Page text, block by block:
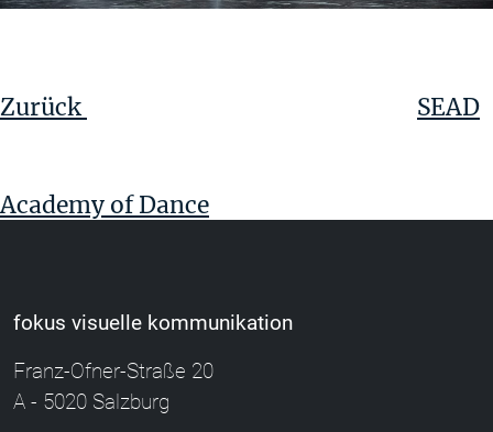
Zurück
SEAD
Academy of Dance
fokus visuelle kommunikation
Franz-Ofner-Straße 20
A - 5020 Salzburg